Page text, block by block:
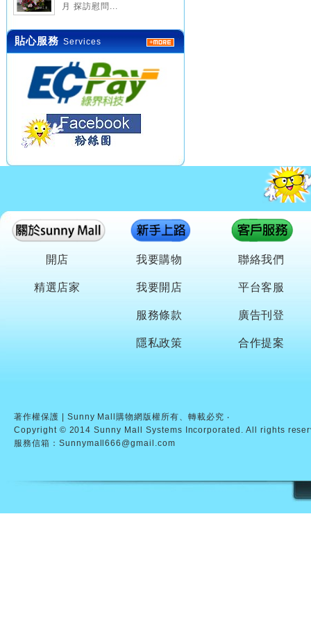
月 探訪慰問...
貼心服務 Services
開店
精選店家
我要購物
我要開店
服務條款
隱私政策
聯絡我們
平台客服
廣告刊登
合作提案
著作權保護 | Sunny Mall購物網版權所有、轉載必究 ‧
Copyright © 2014 Sunny Mall Systems Incorporated. All rights
服務信箱：Sunnymall666@gmail.com